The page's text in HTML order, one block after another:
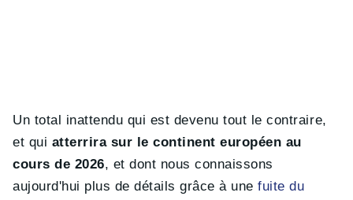
Un total inattendu qui est devenu tout le contraire,
et qui atterrira sur le continent européen au
cours de 2026, et dont nous connaissons
aujourd'hui plus de détails grâce à unefuite du